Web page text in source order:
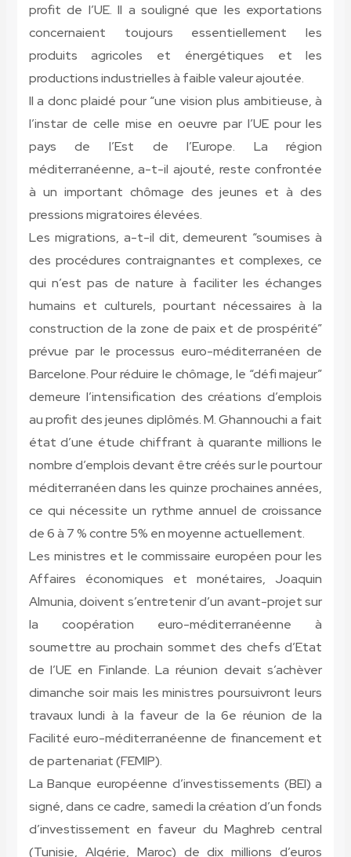
profit de l’UE. Il a souligné que les exportations
concernaient toujours essentiellement les
produits agricoles et énergétiques et les
productions industrielles à faible valeur ajoutée.
Il a donc plaidé pour “une vision plus ambitieuse, à
l’instar de celle mise en oeuvre par l’UE pour les
pays de l’Est de l’Europe. La région
méditerranéenne, a-t-il ajouté, reste confrontée
à un important chômage des jeunes et à des
pressions migratoires élevées.
Les migrations, a-t-il dit, demeurent “soumises à
des procédures contraignantes et complexes, ce
qui n’est pas de nature à faciliter les échanges
humains et culturels, pourtant nécessaires à la
construction de la zone de paix et de prospérité”
prévue par le processus euro-méditerranéen de
Barcelone. Pour réduire le chômage, le “défi majeur”
demeure l’intensification des créations d’emplois
au profit des jeunes diplômés. M. Ghannouchi a fait
état d’une étude chiffrant à quarante millions le
nombre d’emplois devant être créés sur le pourtour
méditerranéen dans les quinze prochaines années,
ce qui nécessite un rythme annuel de croissance
de 6 à 7 % contre 5% en moyenne actuellement.
Les ministres et le commissaire européen pour les
Affaires économiques et monétaires, Joaquin
Almunia, doivent s’entretenir d’un avant-projet sur
la coopération euro-méditerranéenne à
soumettre au prochain sommet des chefs d’Etat
de l’UE en Finlande. La réunion devait s’achèver
dimanche soir mais les ministres poursuivront leurs
travaux lundi à la faveur de la 6e réunion de la
Facilité euro-méditerranéenne de financement et
de partenariat (FEMIP).
La Banque européenne d’investissements (BEI) a
signé, dans ce cadre, samedi la création d’un fonds
d’investissement en faveur du Maghreb central
(Tunisie, Algérie, Maroc) de dix millions d’euros